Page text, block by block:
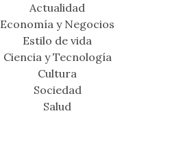
Actualidad
Economía y Negocios
Estilo de vida
Ciencia y Tecnología
Cultura
Sociedad
Salud